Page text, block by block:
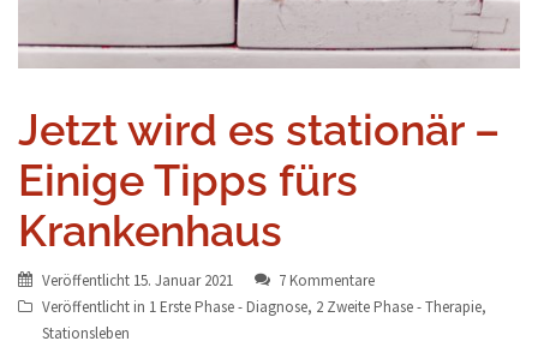
Jetzt wird es stationär –
Einige Tipps fürs
Krankenhaus
Veröffentlicht 15. Januar 2021
7 Kommentare
Veröffentlicht in 1 Erste Phase - Diagnose, 2 Zweite Phase - Therapie,
Stationsleben